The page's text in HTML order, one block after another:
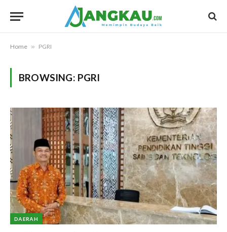
Home » PGRI
BROWSING: PGRI
DAERAH